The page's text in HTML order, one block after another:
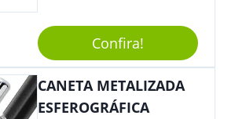
Sua Empresa Em Eventos,
Reuniões Corporativas Ou Até
Mesmo Para Presentear
Colaboradores.
Confira!
CANETA METALIZADA
ESFEROGRÁFICA